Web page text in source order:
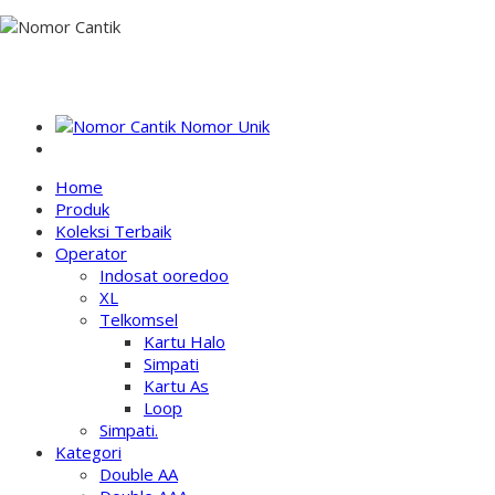
Home
Produk
Koleksi Terbaik
Operator
Indosat ooredoo
XL
Telkomsel
Kartu Halo
Simpati
Kartu As
Loop
Simpati.
Kategori
Double AA